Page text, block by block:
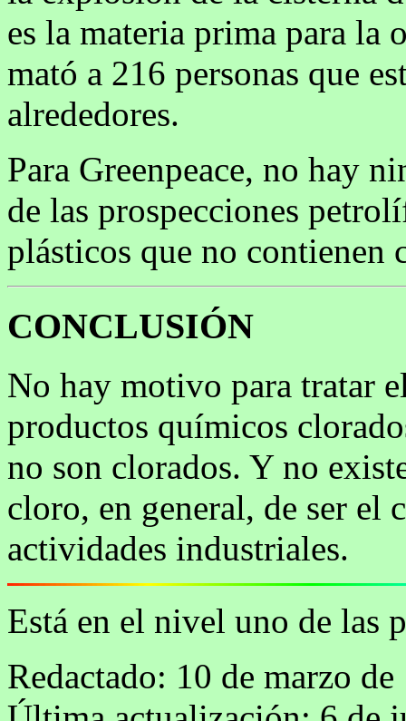
es la materia prima para
mató a 216 personas que
alrededores.
Para Greenpeace, no hay
de las prospecciones
plásticos que no contienen
CONCLUSIÓN
No hay motivo para tratar
productos químicos
no son clorados. Y no
cloro, en general, de ser el
actividades industriales.
Está en el nivel uno de las
Redactado: 10 de marzo de